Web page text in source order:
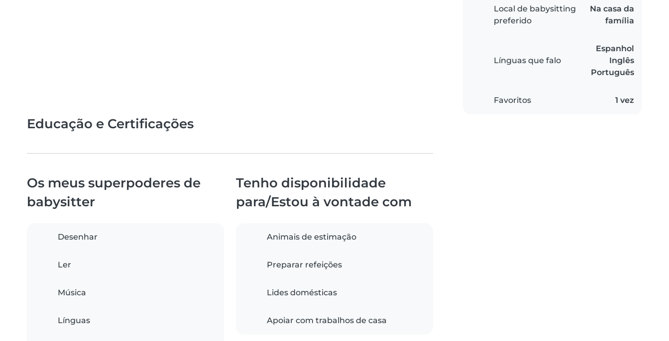
Local de babysitting
preferido
Na casa da
família
Línguas que falo
Espanhol
Inglês
Português
Favoritos 1 vez
Educação e Certificações
Os meus superpoderes de
babysitter
Desenhar
Ler
Música
Línguas
Tenho disponibilidade
para/Estou à vontade com
Animais de estimação
Preparar refeições
Lides domésticas
Apoiar com trabalhos de casa